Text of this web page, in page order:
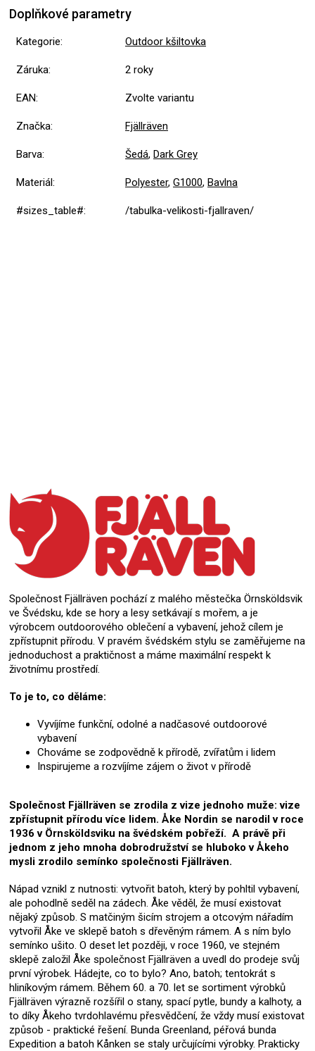
Doplňkové parametry
Kategorie: Outdoor kšiltovka
Záruka: 2 roky
EAN: Zvolte variantu
Značka: Fjällräven
Barva: Šedá, Dark Grey
Materiál: Polyester, G1000, Bavlna
#sizes_table#: /tabulka-velikosti-fjallraven/
Společnost Fjällräven pochází z malého městečka Örnsköldsvik
ve Švédsku, kde se hory a lesy setkávají s mořem, a je
výrobcem outdoorového oblečení a vybavení, jehož cílem je
zpřístupnit přírodu. V pravém švédském stylu se zaměřujeme na
jednoduchost a praktičnost a máme maximální respekt k
životnímu prostředí.
To je to, co děláme:
Vyvíjíme funkční, odolné a nadčasové outdoorové
vybavení
Chováme se zodpovědně k přírodě, zvířatům i lidem
Inspirujeme a rozvíjíme zájem o život v přírodě
Společnost Fjällräven se zrodila z vize jednoho muže: vize
zpřístupnit přírodu více lidem. Åke Nordin se narodil v roce
1936 v Örnsköldsviku na švédském pobřeží. A právě při
jednom z jeho mnoha dobrodružství se hluboko v Åkeho
mysli zrodilo semínko společnosti Fjällräven.
Nápad vznikl z nutnosti: vytvořit batoh, který by pohltil vybavení,
ale pohodlně seděl na zádech. Åke věděl, že musí existovat
nějaký způsob. S matčiným šicím strojem a otcovým nářadím
vytvořil Åke ve sklepě batoh s dřevěným rámem. A s ním bylo
semínko ušito. O deset let později, v roce 1960, ve stejném
sklepě založil Åke společnost Fjällräven a uvedl do prodeje svůj
první výrobek. Hádejte, co to bylo? Ano, batoh; tentokrát s
hliníkovým rámem. Během 60. a 70. let se sortiment výrobků
Fjällräven výrazně rozšířil o stany, spací pytle, bundy a kalhoty, a
to díky Åkeho tvrdohlavému přesvědčení, že vždy musí existovat
způsob - praktické řešení. Bunda Greenland, péřová bunda
Expedition a batoh Kånken se staly určujícími výrobky. Prakticky